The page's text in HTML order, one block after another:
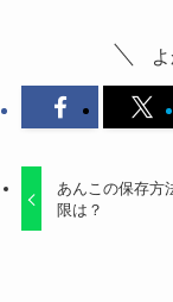
あんこの保存方
限は？